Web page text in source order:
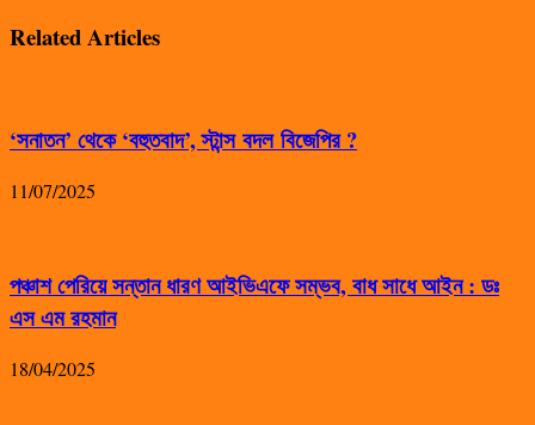
Related Articles
‘সনাতন’ থেকে ‘বহুতবাদ’, স্টান্স বদল বিজেপির ?
11/07/2025
পঞ্চাশ পেরিয়ে সন্তান ধারণ আইভিএফে সম্ভব, বাধ সাধে আইন : ডঃ
এস এম রহমান
18/04/2025